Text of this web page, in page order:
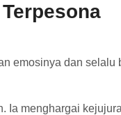
emosinya dan
menghargai